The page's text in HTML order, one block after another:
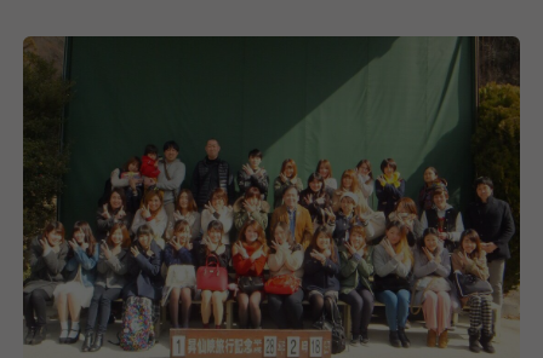
【サーティワンアイスクリームについて】
アメリカ発祥の世界最大級のアイスクリームチェーン
現在、世界40カ国で7,300店舗以上、日本国内でも直
営・FC店を合わせて1,200店舗以上を展開していま
す。
私たち「有限会社ヒロシマ」は、当ブランドのFC加
盟店として関東エリアに20店舗以上を展開していま
す。